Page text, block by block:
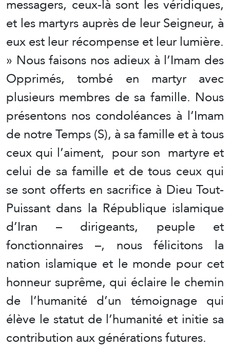
et les martyrs auprès de leur Seigneur, à
eux est leur récompense et leur lumière.
» Nous faisons nos adieux à l’Imam des
Opprimés, tombé en martyr avec
plusieurs membres de sa famille. Nous
présentons nos condoléances à l’Imam
de notre Temps (S), à sa famille et à tous
ceux qui l’aiment, pour son martyre et
celui de sa famille et de tous ceux qui
se sont offerts en sacrifice à Dieu Tout-
Puissant dans la République islamique
d’Iran – dirigeants, peuple et
fonctionnaires –, nous félicitons la
nation islamique et le monde pour cet
honneur suprême, qui éclaire le chemin
de l’humanité d’un témoignage qui
élève le statut de l’humanité et initie sa
contribution aux générations futures.